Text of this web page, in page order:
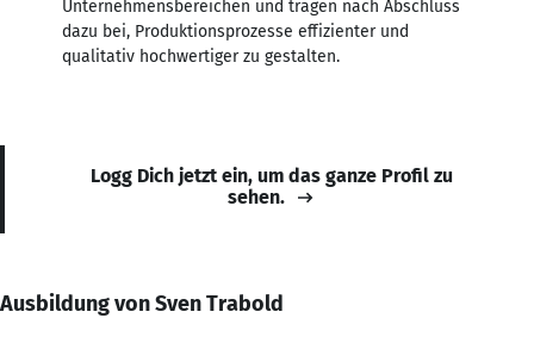
Unternehmensbereichen und tragen nach Abschluss
dazu bei, Produktionsprozesse effizienter und
qualitativ hochwertiger zu gestalten.
Logg Dich jetzt ein, um das ganze Profil zu
sehen.
Ausbildung von Sven Trabold